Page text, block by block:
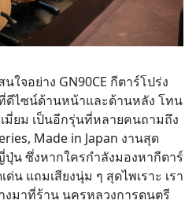
จอย่าง GN90CE กีตาร์โปร่ง
ดีไซน์ด้านหน้าและด้านหลัง โทน
มี่ยม เป็นอีกรุ่นที่หลายคนถามถึง
Made in Japan งานสุด
น ซึ่งหากใครกำลังมองหากีตาร์
น แถมเสียงนุ่ม ๆ สุดไพเราะ เรา
มาที่ร้าน นครหลวงการดนตรี